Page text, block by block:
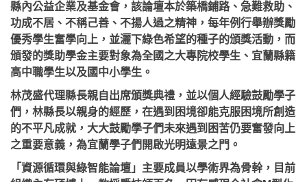
縣內公益企業及基金會，該論壇本於築橋鋪路、急難救助、
功成不居、不稱己善、不揚人過之精神，每年例行舉辦獎勵
優秀學生奮學向上，並灑下綠色希望的種子的頒獎活動，而
頒發的獎助學金主要對象為全國之大專院校學生、宜蘭縣籍
高中職學生以及國中小學生。
林茂盛代理縣長親自出席頒獎典禮，並以個人經驗鼓勵學子
們，林縣長以親身的經歷，在遇到困境卻能克服困境所創造
的不平凡成就，大大鼓勵學子們未來遇到困苦仍要奮發向上
之重要意義，為宜蘭學子們開啟光明遠景之門。
「資源循環與綠智能論壇」主要成員以學術界為骨幹，目前